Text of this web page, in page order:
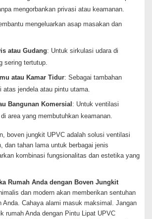
mengorbankan privasi atau keamanan.
mengeluarkan asap masakan dan
atau Gudang: Untuk sirkulasi udara di
sering tertutup.
atau Kamar Tidur: Sebagai tambahan
atas jendela atau pintu utama.
Bangunan Komersial : Untuk ventilasi
area yang membutuhkan keamanan.
boven jungkit UPVC adalah solusi ventilasi
dan tahan lama untuk berbagai jenis
kombinasi fungsionalitas dan estetika yang
Rumah Anda dengan Boven Jungkit
dan modern akan memberikan sentuhan
Anda. Cahaya alami masuk maksimal. Jangan
rumah Anda dengan Pintu Lipat UPVC